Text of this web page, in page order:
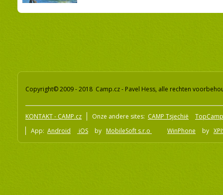
Copyright© 2009 - 2018 Camp.cz - Pavel Hess, alle rechten
KONTAKT - CAMP.cz Onze andere sites: CAMP Tsjechië
App: Android iOS by MobileSoft s.r.o WinPhone by